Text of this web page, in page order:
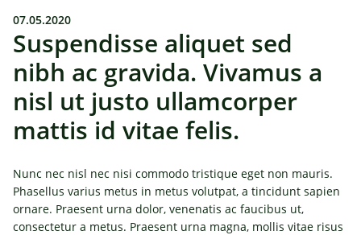
07.05.2020
Suspendisse aliquet sed
nibh ac gravida. Vivamus a
nisl ut justo ullamcorper
mattis id vitae felis.
Nunc nec nisl nec nisi commodo tristique eget non mauris.
Phasellus varius metus in metus volutpat, a tincidunt sapien
ornare. Praesent urna dolor, venenatis ac faucibus ut,
consectetur a metus. Praesent urna magna, mollis vitae risus